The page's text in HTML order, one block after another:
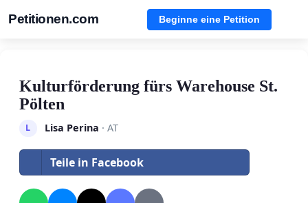
Petitionen.com Beginne eine Petition
Kulturförderung fürs Warehouse St.
Pölten
L Lisa Perina · AT
Teile in Facebook